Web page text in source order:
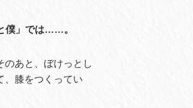
僕」では……。
のあと、ぼけっとし
、膝をつくってい